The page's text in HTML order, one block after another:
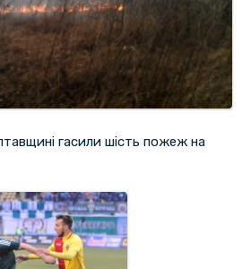
гасили шість пожеж на